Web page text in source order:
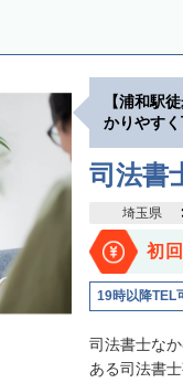
【浦和駅
かりやす
司法書
埼玉県
初
19時以降TEL
司法書士な
ある司法書